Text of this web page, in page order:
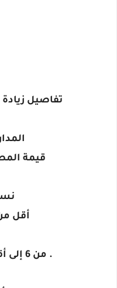
تفاصيل
قيمة
أقل من 6 آلاف
. من 6 إلى أقل من 12 ألف جنيه